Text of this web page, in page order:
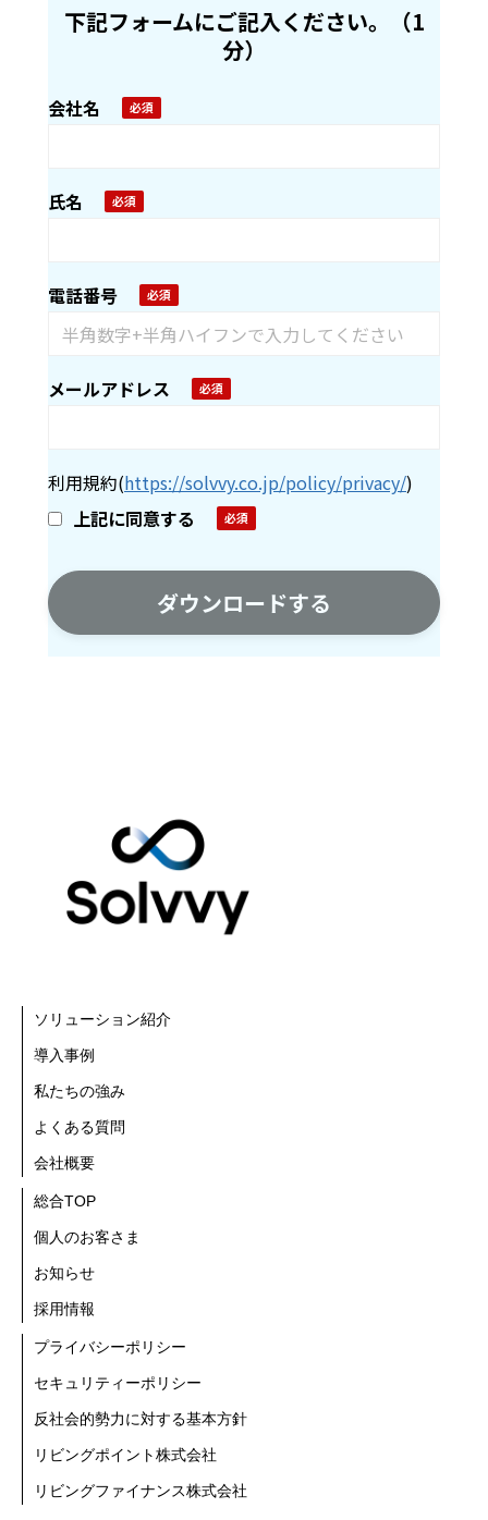
下記フォームにご記入ください。（1
分）
会社名
氏名
電話番号
メールアドレス
利用規約(https://solvvy.co.jp/policy/privacy/)
上記に同意する
ソリューション紹介
導入事例
私たちの強み
よくある質問
会社概要
総合TOP
個人のお客さま
お知らせ
採用情報
プライバシーポリシー
セキュリティーポリシー
反社会的勢力に対する基本方針
リビングポイント株式会社
リビングファイナンス株式会社